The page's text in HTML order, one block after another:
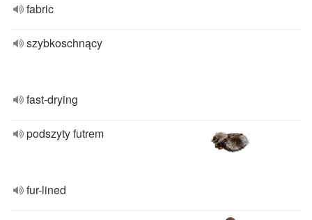
fabric
szybkoschnący
fast-drying
podszyty futrem
fur-lined